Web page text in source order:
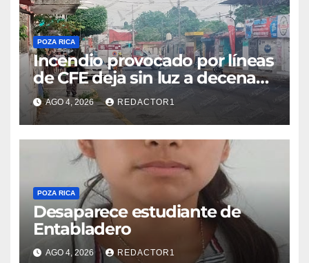
POZA RICA
Incendio provocado por líneas
de CFE deja sin luz a decenas
de familias
AGO 4, 2026 REDACTOR1
POZA RICA
Desaparece estudiante de
Entabladero
AGO 4, 2026 REDACTOR1